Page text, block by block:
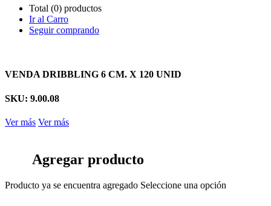
Total (0) productos
Ir al Carro
Seguir comprando
VENDA DRIBBLING 6 CM. X 120 UNID
SKU: 9.00.08
Ver más Ver más
Agregar producto
Producto ya se encuentra agregado Seleccione una opción